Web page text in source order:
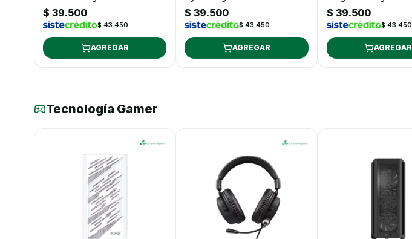
$ 39.500
$ 43.450
AGREGAR
$ 39.500
$ 43.450
AGREGAR
$ 39.500
$ 43.450
AGREGAR
Tecnología Gamer